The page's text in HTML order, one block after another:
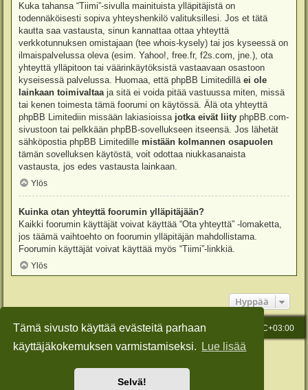
Tämä sivusto käyttää evästeitä parhaan
käyttäjäkokemuksen varmistamiseksi.
Lue lisää
Selvä!
Kuka tahansa “Tiimi”-sivulla mainituista ylläpitäjistä on
todennäköisesti sopiva yhteyshenkilö valituksillesi. Jos et tätä
kautta saa vastausta, sinun kannattaa ottaa yhteyttä
verkkotunnuksen omistajaan (tee whois-kysely) tai jos kyseessä on
ilmaispalvelussa oleva (esim. Yahoo!, free.fr, f2s.com, jne.), ota
yhteyttä ylläpitoon tai väärinkäytöksistä vastaavaan osastoon
kyseisessä palvelussa. Huomaa, että phpBB Limitedillä ei ole
lainkaan toimivaltaaja sitä ei voida pitää vastuussa miten, missä
tai kenen toimesta tämä foorumi on käytössä. Älä ota yhteyttä
phpBB Limitediin missään lakiasioissa jotka eivät liity phpBB.com-
sivustoon tai pelkkään phpBB-sovellukseen itseensä. Jos lähetät
sähköpostia phpBB Limitedille mistään kolmannen osapuolen
tämän sovelluksen käytöstä, voit odottaa niukkasanaista
vastausta, jos edes vastausta lainkaan.
Ylös
Kuinka otan yhteyttä foorumin ylläpitäjään?
Kaikki foorumin käyttäjät voivat käyttää “Ota yhteyttä” -lomaketta,
jos täämä vaihtoehto on foorumin ylläpitäjän mahdollistama.
Foorumin käyttäjät voivat käyttää myös “Tiimi”-linkkiä.
Ylös
Hyppää
Etusivu Kaikki ajat ovat UTC+03:00
Viesti Ylläpidolle
Keskustelufoorumin ohjelmistophpBB® Forum Software © phpBB Limited